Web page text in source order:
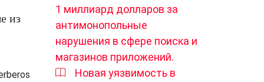
из
1 миллиард долларов за
антимонопольные
нарушения в сфере поиска и
магазинов приложений.
Новая уязвимость в